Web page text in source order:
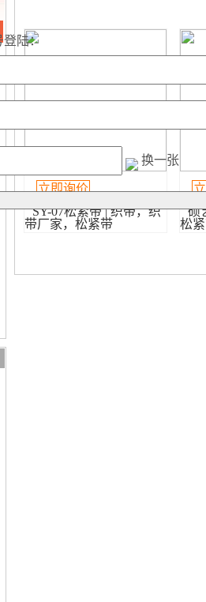
陆：
换一张
立即询价
SY-07松紧带 | 织带，织
带厂家，松紧带
硕
松